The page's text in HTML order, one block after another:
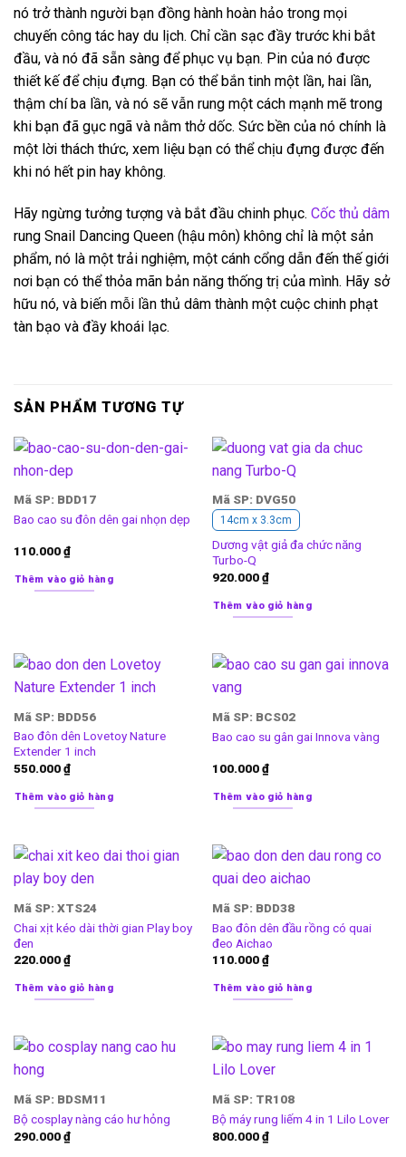
nó trở thành người bạn đồng hành hoàn hảo trong mọi
chuyến công tác hay du lịch. Chỉ cần sạc đầy trước khi bắt
đầu, và nó đã sẵn sàng để phục vụ bạn. Pin của nó được
thiết kế để chịu đựng. Bạn có thể bắn tinh một lần, hai lần,
thậm chí ba lần, và nó sẽ vẫn rung một cách mạnh mẽ trong
khi bạn đã gục ngã và nằm thở dốc. Sức bền của nó chính là
một lời thách thức, xem liệu bạn có thể chịu đựng được đến
khi nó hết pin hay không.
Hãy ngừng tưởng tượng và bắt đầu chinh phục. Cốc thủ dâm
rung Snail Dancing Queen (hậu môn) không chỉ là một sản
phẩm, nó là một trải nghiệm, một cánh cổng dẫn đến thế giới
nơi bạn có thể thỏa mãn bản năng thống trị của mình. Hãy sở
hữu nó, và biến mỗi lần thủ dâm thành một cuộc chinh phạt
tàn bạo và đầy khoái lạc.
SẢN PHẨM TƯƠNG TỰ
Mã SP: BDD17
Bao cao su đôn dên gai nhọn dẹp
110.000₫
Thêm vào giỏ hàng
Mã SP: DVG50
14cm x 3.3cm
Dương vật giả đa chức năng
Turbo-Q
920.000₫
Thêm vào giỏ hàng
Mã SP: BDD56
Bao đôn dên Lovetoy Nature
Extender 1 inch
550.000₫
Thêm vào giỏ hàng
Mã SP: BCS02
Bao cao su gân gai Innova vàng
100.000₫
Thêm vào giỏ hàng
Mã SP: XTS24
Chai xịt kéo dài thời gian Play boy
đen
220.000₫
Thêm vào giỏ hàng
Mã SP: BDD38
Bao đôn dên đầu rồng có quai
đeo Aichao
110.000₫
Thêm vào giỏ hàng
Mã SP: BDSM11
Bộ cosplay nàng cáo hư hỏng
290.000₫
Mã SP: TR108
Bộ máy rung liếm 4 in 1 Lilo Lover
800.000₫